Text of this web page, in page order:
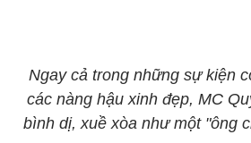
Ngay cả trong những sự kiện
các nàng hậu xinh đẹp, MC
bình dị, xuề xòa như một "ông